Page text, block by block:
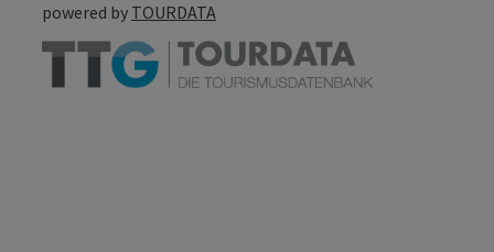
powered by TOURDATA